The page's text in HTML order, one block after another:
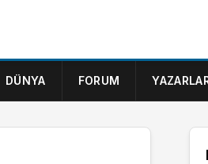
DÜNYA FORUM